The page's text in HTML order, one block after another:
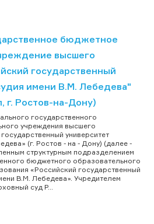
бюджетное
высшего
государственный
имени В.М. Лебедева"
г. Ростов-на-Дону)
государственного
учреждения высшего
университет
(г. Ростов - на - Дону) (далее -
структурным подразделением
бюджетного образовательного
«Российский государственный
В.М. Лебедева». Учредителем
суд Р...